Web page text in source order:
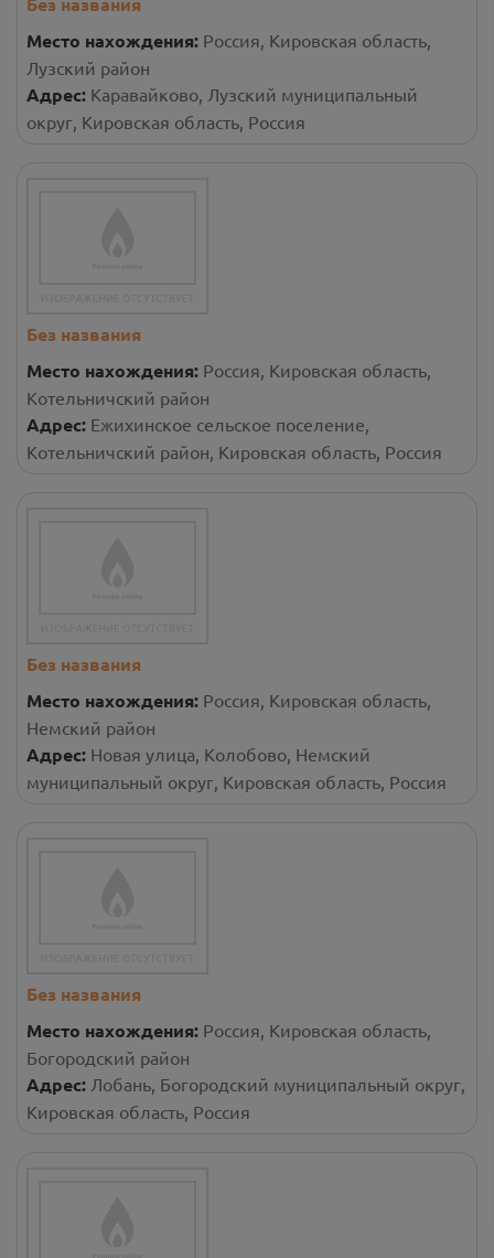
Место нахождения: Россия, Кировская область,
Лузский район
Адрес: Каравайково, Лузский муниципальный
округ, Кировская область, Россия
Без названия
Место нахождения: Россия, Кировская область,
Котельничский район
Адрес: Ежихинское сельское поселение,
Котельничский район, Кировская область, Россия
Без названия
Место нахождения: Россия, Кировская область,
Немский район
Адрес: Новая улица, Колобово, Немский
муниципальный округ, Кировская область, Россия
Без названия
Место нахождения: Россия, Кировская область,
Богородский район
Адрес: Лобань, Богородский муниципальный округ,
Кировская область, Россия